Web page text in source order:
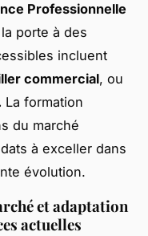
Professionnelle
porte à des
incluent
commercial, ou
La formation
du marché
à exceller dans
évolution.
et adaptation
actuelles